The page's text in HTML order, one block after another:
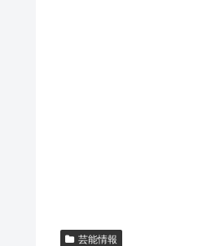
芸能情報